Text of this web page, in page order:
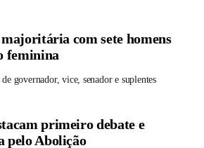
com sete homens
feminina
governador, vice, senador e suplentes
primeiro debate e
pelo Abolição